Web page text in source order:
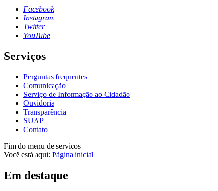
Facebook
Instagram
Twitter
YouTube
Serviços
Perguntas frequentes
Comunicação
Serviço de Informação ao Cidadão
Ouvidoria
Transparência
SUAP
Contato
Fim do menu de serviços
Você está aqui: Página inicial
Em destaque